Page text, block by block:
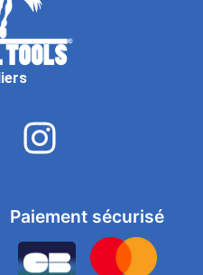
Paiement sécurisé